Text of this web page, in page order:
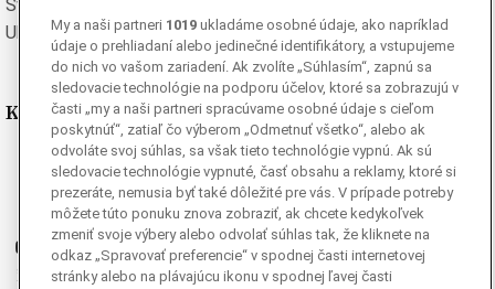
Švédska
Ukrajinská
Vietnamská
Kde nás nájdete
Facebook
Instagram
Ganjing
Youtube
Twitter
My a naši partneri 1019 ukladáme osobné údaje, ako napríklad
údaje o prehliadaní alebo jedinečné identifikátory, a vstupujeme
do nich vo vašom zariadení. Ak zvolíte „Súhlasím“, zapnú sa
sledovacie technológie na podporu účelov, ktoré sa zobrazujú v
časti „my a naši partneri spracúvame osobné údaje s cieľom
poskytnúť“, zatiaľ čo výberom „Odmetnuť všetko“, alebo ak
odvoláte svoj súhlas, sa však tieto technológie vypnú. Ak sú
sledovacie technológie vypnuté, časť obsahu a reklamy, ktoré si
prezeráte, nemusia byť také dôležité pre vás. V prípade potreby
môžete túto ponuku znova zobraziť, ak chcete kedykoľvek
zmeniť svoje výbery alebo odvolať súhlas tak, že kliknete na
odkaz „Spravovať preferencie“ v spodnej časti internetovej
stránky alebo na plávajúcu ikonu v spodnej ľavej časti